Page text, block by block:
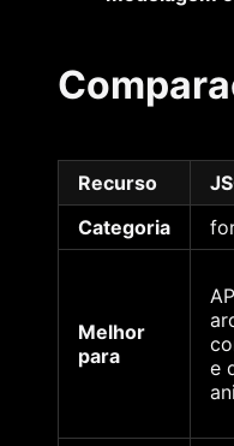
Recurso
Categoria
Melhor
para
e